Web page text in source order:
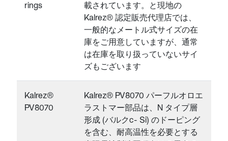
rings
載されています。と現地の
Kalrez® 認定販売代理店では、
一般的なメートル式サイズの在
庫をご用意していますが、通常
は在庫を取り扱っていないサイ
ズもございます
Kalrez®
PV8070
Kalrez® PV8070 パーフルオロエ
ラストマー部品は、N タイプ層
形成 (バルクc- Si) のドーピング
を含む、耐高温性を必要とする